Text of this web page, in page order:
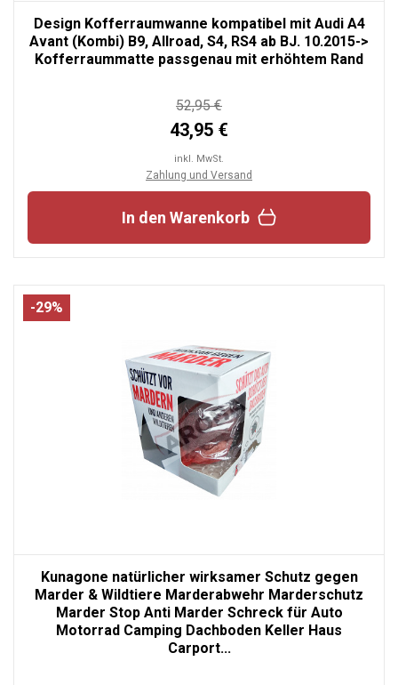
Design Kofferraumwanne kompatibel mit Audi A4
Avant (Kombi) B9, Allroad, S4, RS4 ab BJ. 10.2015->
Kofferraummatte passgenau mit erhöhtem Rand
52,95 €
43,95 €
inkl. MwSt.
Zahlung und Versand
In den Warenkorb
-29%
Kunagone natürlicher wirksamer Schutz gegen
Marder & Wildtiere Marderabwehr Marderschutz
Marder Stop Anti Marder Schreck für Auto
Motorrad Camping Dachboden Keller Haus
Carport...